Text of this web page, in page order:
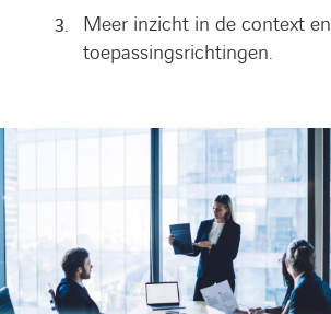
Meer inzicht in de context en
toepassingsrichtingen.